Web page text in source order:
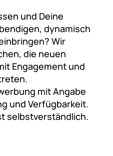
und Deine
dynamisch
Wir
die neuen
Engagement und
mit Angabe
und Verfügbarkeit.
selbstverständlich.